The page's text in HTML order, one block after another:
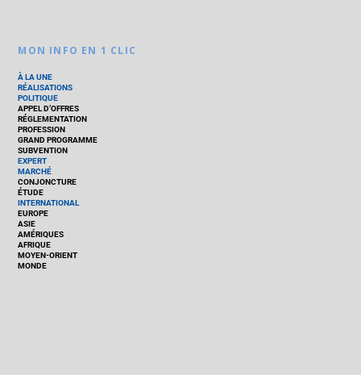
MON INFO EN 1 CLIC
À LA UNE
RÉALISATIONS
POLITIQUE
APPEL D’OFFRES
RÉGLEMENTATION
PROFESSION
GRAND PROGRAMME
SUBVENTION
EXPERT
MARCHÉ
CONJONCTURE
ÉTUDE
INTERNATIONAL
EUROPE
ASIE
AMÉRIQUES
AFRIQUE
MOYEN-ORIENT
MONDE